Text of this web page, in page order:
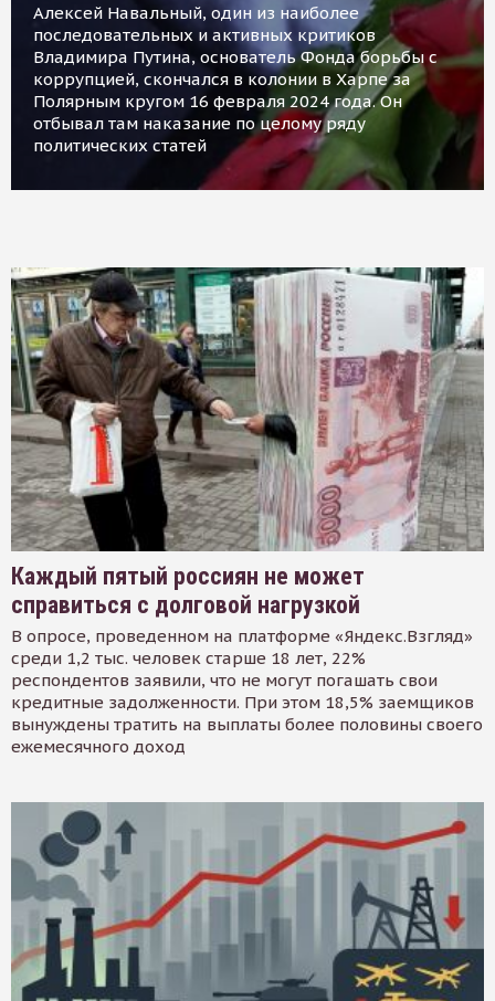
Алексей Навальный, один из наиболее
последовательных и активных критиков
Владимира Путина, основатель Фонда борьбы с
коррупцией, скончался в колонии в Харпе за
Полярным кругом 16 февраля 2024 года. Он
отбывал там наказание по целому ряду
политических статей
Каждый пятый россиян не может
справиться с долговой нагрузкой
В опросе, проведенном на платформе «Яндекс.Взгляд»
среди 1,2 тыс. человек старше 18 лет, 22%
респондентов заявили, что не могут погашать свои
кредитные задолженности. При этом 18,5% заемщиков
вынуждены тратить на выплаты более половины своего
ежемесячного доход